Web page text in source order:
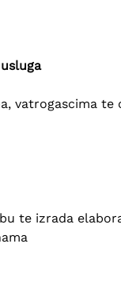
vatrogascima
te izrada